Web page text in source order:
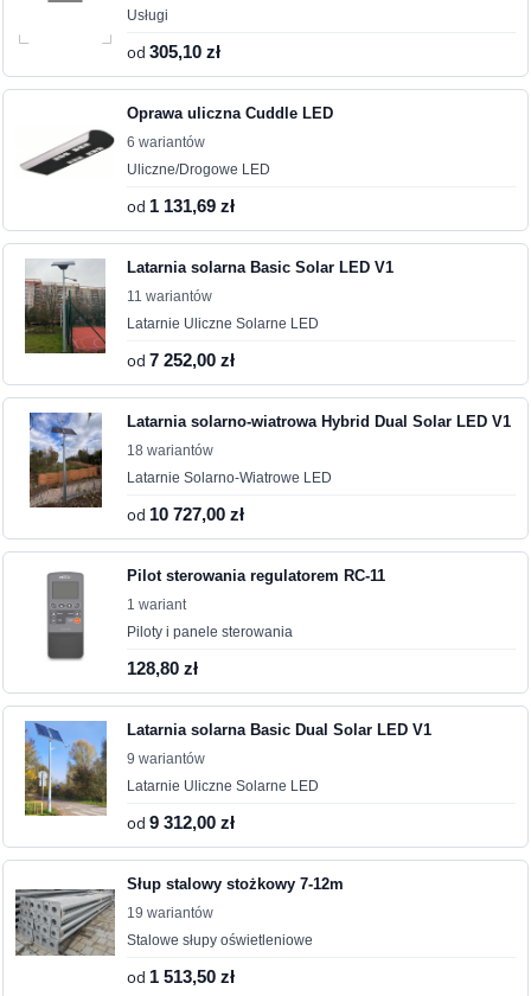
Usługi
od305,10 zł
Oprawa uliczna Cuddle LED
6 wariantów
Uliczne/Drogowe LED
od 1 131,69 zł
Latarnia solarna Basic Solar LED V1
11 wariantów
Latarnie Uliczne Solarne LED
od7 252,00 zł
Latarnia solarno-wiatrowa Hybrid Dual Solar LED V1
18 wariantów
Latarnie Solarno-Wiatrowe LED
od 10 727,00 zł
Pilot sterowania regulatorem RC-11
1 wariant
Piloty i panele sterowania
128,80 zł
Latarnia solarna Basic Dual Solar LED V1
9 wariantów
Latarnie Uliczne Solarne LED
od9 312,00 zł
Słup stalowy stożkowy 7-12m
19 wariantów
Stalowe słupy oświetleniowe
od 1 513,50 zł